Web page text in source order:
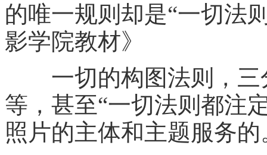
的唯一规则却是“一切法
影学院教材》
一切的构图法则，
等，甚至“一切法则都注
照片的主体和主题服务的